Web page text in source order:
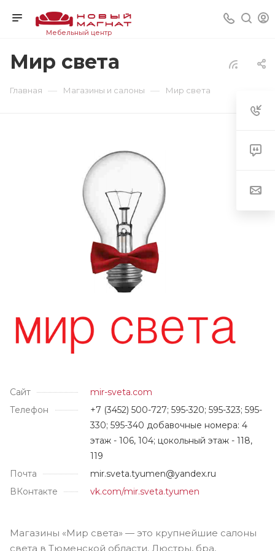
Мебельный центр
Мир света
Главная — Магазины и салоны — Мир света
Сайт
mir-sveta.com
Телефон
+7 (3452) 500-727; 595-320; 595-323; 595-
330; 595-340 добавочные номера: 4
этаж - 106, 104; цокольный этаж - 118,
119
Почта
mir.sveta.tyumen@yandex.ru
ВКонтакте
vk.com/mir.sveta.tyumen
Магазины «Мир света» — это крупнейшие салоны
света в Тюменской области. Люстры, бра,